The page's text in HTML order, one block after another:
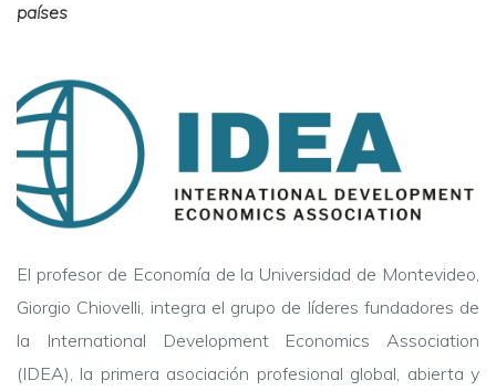
países
El profesor de Economía de la Universidad de Montevideo,
Giorgio Chiovelli, integra el grupo de líderes fundadores de
la International Development Economics Association
(IDEA), la primera asociación profesional global, abierta y